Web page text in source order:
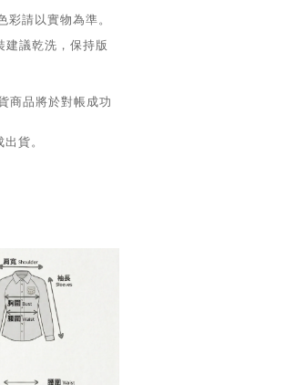
請以實物為準。
議乾洗，保持版
商品將於對帳成功
貨。